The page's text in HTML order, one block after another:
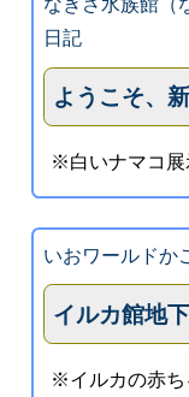
なぎさ水族館（
日記
ようこそ、
※白いナマコ展
いおワールドか
イルカ館地
※イルカの赤ち